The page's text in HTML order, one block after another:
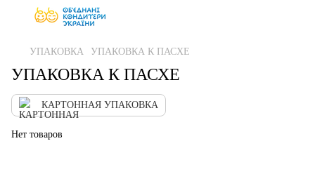
УПАКОВКА УПАКОВКА К ПАСХЕ
УПАКОВКА К ПАСХЕ
КАРТОННАЯ УПАКОВКА
Нет товаров